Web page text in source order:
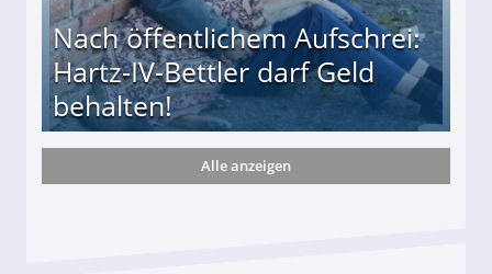
Nach öffentlichem Aufschrei:
Hartz-IV-Bettler darf Geld
behalten!
darf Geld behalten!
Alle anzeigen